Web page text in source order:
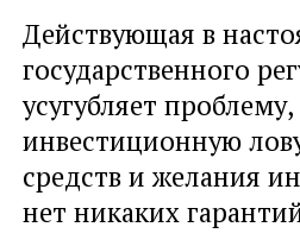
Действующая в
государственного
усугубляет
инвестиционную
средств и желания
нет никаких